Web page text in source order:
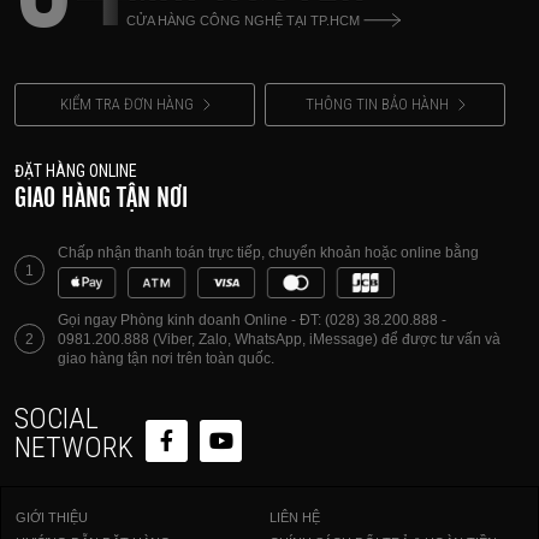
CỬA HÀNG CÔNG NGHỆ TẠI TP.HCM
KIỂM TRA ĐƠN HÀNG THÔNG TIN BẢO HÀNH
ĐẶT HÀNG ONLINE
GIAO HÀNG TẬN NƠI
1
Chấp nhận thanh toán trực tiếp, chuyển khoản hoặc online bằng
2
Gọi ngay Phòng kinh doanh Online - ĐT: (028) 38.200.888 -
0981.200.888 (Viber, Zalo, WhatsApp, iMessage) để được tư vấn và
giao hàng tận nơi trên toàn quốc.
SOCIAL
NETWORK
GIỚI THIỆU
LIÊN HỆ